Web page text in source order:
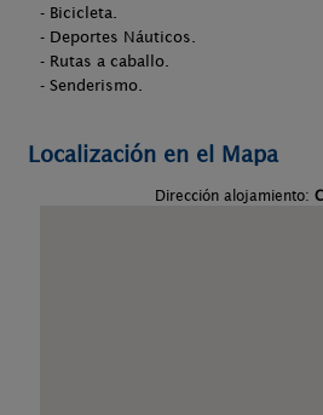
- Bicicleta.
- Deportes Náuticos.
- Rutas a caballo.
- Senderismo.
Localización en el Mapa
Dirección alojamiento: